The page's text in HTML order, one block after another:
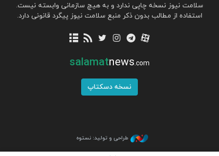
سلامت نیوز نسخه چاپی ندارد و به هیچ سازمانی وابسته نیست.
استفاده از مطالب بدون ذکر منبع سلامت نیوز پیگرد قانونی دارد.
salamatnews.com
نسخه دسکتاپ
طراحی و تولید: نستوه